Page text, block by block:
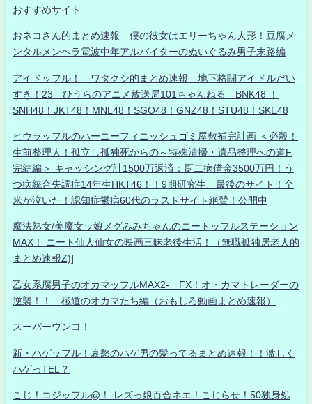
おすすめサイト
おネコさん的まとめ速報 僕の彼女はエリーちゃん人形！豆腐メ
ンタルメンヘラ電波中年アルバイターのぬいぐるみ男子末路編
アイドッフル！ ワタクシ的まとめ速報 地下格闘アイドルだい
すき！23 ひうらのアニメ放送局101ちゃんねる BNK48 ！
SNH48！JKT48！MNL48！SGO48！GNZ48！STU48！SKE48
ヒウラッフルのハーニーフィニッシュゴミ屋敷補完計画 ＜必殺！
生前整理人！孤立し孤独死からの～特殊清掃・遺品整理への道F
完結編＞ キャッシング計1500万返済：厨二病借金3500万円！う
つ病統合失調症14年生HKT46！！9期研究生、最後のサイト！全
米が泣いた！認知症鬱病60代のラストサイト絶賛！公開中
魔法熟女/美魔女ッ娘メグみみちゃんのニートッフルステーション
MAX！ ニート仙人仙女の映画三昧老後生活！（無職孤独居老人的
まとめ速報Z)]
乙女系腐男子のオカマッフルMAX2- FX！オ・カマトレーダーの
逆襲！！ 極道のオカマたち編（おもしろ動画まとめ速報）
スーパーウンコ！
新・ハゲッフル！哀愁のハゲ男の髪ってるまとめ速報！！激しく
ハゲっTEL？
こじ！コジッフル@！-レズっ娘百合ネエ！こじらせ！50独身処